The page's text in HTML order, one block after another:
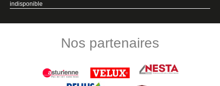
indisponible
Nos partenaires